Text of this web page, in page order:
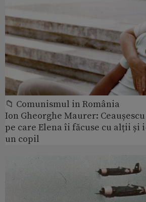
📁 Comunismul in România
Ion Gheorghe Maurer:
pe care Elena îi făcuse cu alții și
un copil